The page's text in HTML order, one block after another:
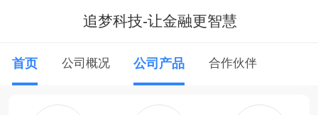
追梦科技-让金融更智慧
首页 公司概况 公司产品 合作伙伴